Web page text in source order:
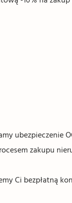
ubezpieczenie
zakupu
Ci bezpłatną